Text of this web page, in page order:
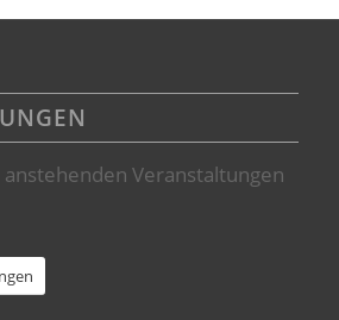
anstehenden Veranstaltungen